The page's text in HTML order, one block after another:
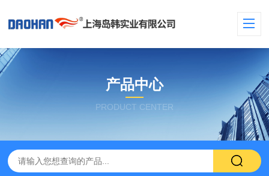
产品中心
PRODUCT CENTER